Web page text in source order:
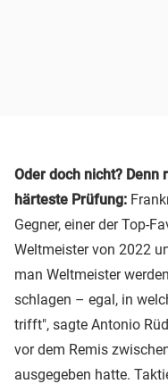
Oder doch nicht?
härteste Prüfung:
Gegner, einer der Top-
Weltmeister von 2022
man Weltmeister
schlagen – egal, in
trifft", sagte Antonio
vor dem Remis
ausgegeben hatte.